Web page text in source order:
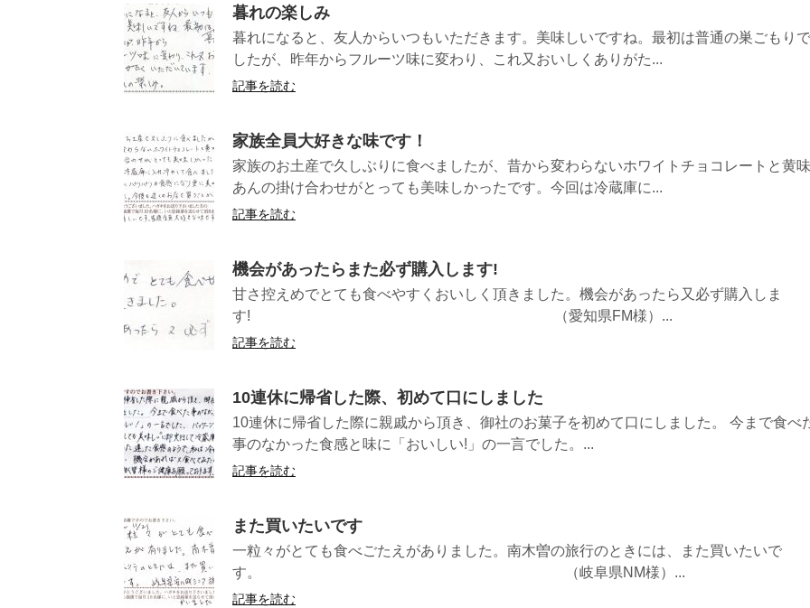
暮れの楽しみ
暮れになると、友人からいつもいただきます。美味しいですね。最初は普通の巣ごもりで
したが、昨年からフルーツ味に変わり、これ又おいしくありがた...
記事を読む
家族全員大好きな味です！
家族のお土産で久しぶりに食べましたが、昔から変わらないホワイトチョコレートと黄味
あんの掛け合わせがとっても美味しかったです。今回は冷蔵庫に...
記事を読む
機会があったらまた必ず購入します!
甘さ控えめでとても食べやすくおいしく頂きました。機会があったら又必ず購入しま
す! （愛知県FM様）...
記事を読む
10連休に帰省した際、初めて口にしました
10連休に帰省した際に親戚から頂き、御社のお菓子を初めて口にしました。 今まで食べ
事のなかった食感と味に「おいしい!」の一言でした。...
記事を読む
また買いたいです
一粒々がとても食べごたえがありました。南木曽の旅行のときには、また買いたいで
す。 （岐阜県NM様）...
記事を読む